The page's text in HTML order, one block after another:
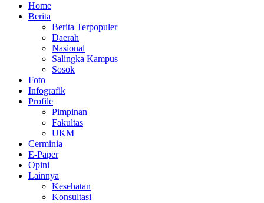
Home
Berita
Berita Terpopuler
Daerah
Nasional
Salingka Kampus
Sosok
Foto
Infografik
Profile
Pimpinan
Fakultas
UKM
Cerminia
E-Paper
Opini
Lainnya
Kesehatan
Konsultasi